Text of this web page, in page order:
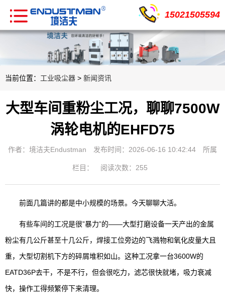
15021505594
当前位置： 工业吸尘器 > 新闻资讯
大型车间重粉尘工况，聊聊7500W
涡轮电机的EHFD75
作者：境洁夫Endustman 发布时间：2026-06-16 10:42:44 所属
栏目： 阅读次数：255
前面几篇讲的都是中小规模的场景。今天聊聊大活。
有些车间的工况是很”暴力”的——大型打磨设备一天产出的金属
粉尘有几公斤甚至十几公斤，焊接工位旁边的飞溅物和氧化皮量大且
重，大型切割机下方的碎屑堆积如山。这种工况拿一台3600W的
EATD36P去干，不是不行，但会很吃力，滤芯很快就堵，吸力衰减
快，操作工得频繁停下来清理。